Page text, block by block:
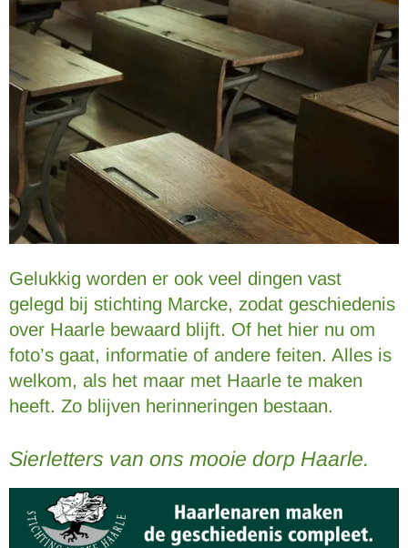
Gelukkig worden er ook veel dingen vast
gelegd bij stichting Marcke, zodat geschiedenis
over Haarle bewaard blijft. Of het hier nu om
foto’s gaat, informatie of andere feiten. Alles is
welkom, als het maar met Haarle te maken
heeft. Zo blijven herinneringen bestaan.
Sierletters van ons mooie dorp Haarle.